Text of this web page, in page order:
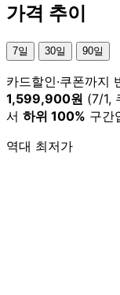
가격 추이
7일 30일 90일
카드할인·쿠폰까지
1,599,900원 (7/1,
서 하위 100% 구간
역대 최저가